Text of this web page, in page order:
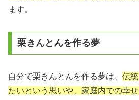
ます。
栗きんとんを作る夢
自分で栗きんとんを作る夢は、 伝
たいという思いや、家庭内での幸